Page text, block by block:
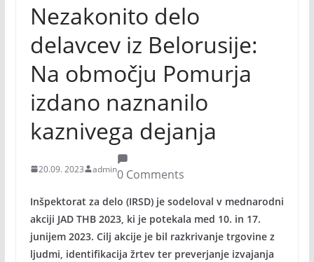
Nezakonito delo
delavcev iz Belorusije:
Na območju Pomurja
izdano naznanilo
kaznivega dejanja
20.09. 2023 admin0 Comments
Inšpektorat za delo (IRSD) je sodeloval v mednarodni
akciji JAD THB 2023, ki je potekala med 10. in 17.
junijem 2023. Cilj akcije je bil razkrivanje trgovine z
ljudmi, identifikacija žrtev ter preverjanje izvajanja